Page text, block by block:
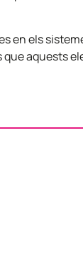
en els
que aquests